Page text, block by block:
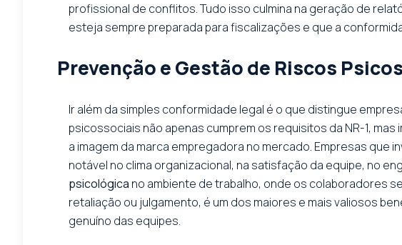
profissional de conflitos. Tudo isso culmina na geração de
esteja sempre preparada para fiscalizações e que a
Prevenção e Gestão de Riscos
Ir além da simples conformidade legal é o que distingue
psicossociais não apenas cumprem os requisitos da NR-1,
a imagem da marca empregadora no mercado. Empresas
notável no clima organizacional, na satisfação da equipe, no
psicológica no ambiente de trabalho, onde os colaboradores
retaliação ou julgamento, é um dos maiores e mais valiosos
genuíno das equipes.